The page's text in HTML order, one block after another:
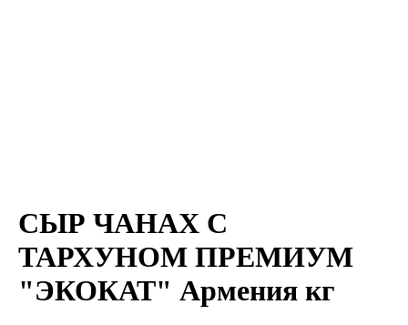
СЫР ЧАНАХ С
ТАРХУНОМ ПРЕМИУМ
"ЭКОКАТ" Армения кг